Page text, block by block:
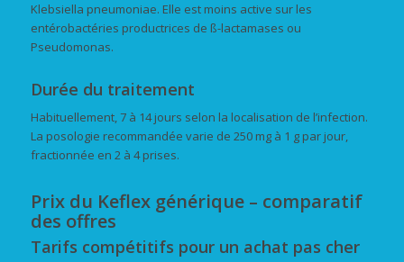
Klebsiella pneumoniae. Elle est moins active sur les
entérobactéries productrices de ß-lactamases ou
Pseudomonas.
Durée du traitement
Habituellement, 7 à 14 jours selon la localisation de l’infection.
La posologie recommandée varie de 250 mg à 1 g par jour,
fractionnée en 2 à 4 prises.
Prix du Keflex générique – comparatif
des offres
Tarifs compétitifs pour un achat pas cher